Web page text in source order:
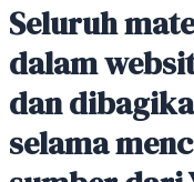
Seluruh
dalam
dan
selama